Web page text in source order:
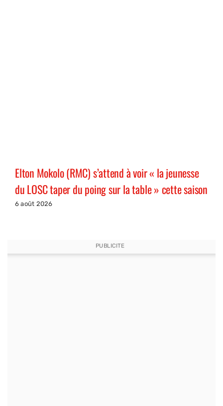
Elton Mokolo (RMC) s’attend à voir « la jeunesse
du LOSC taper du poing sur la table » cette saison
6 août 2026
PUBLICITE